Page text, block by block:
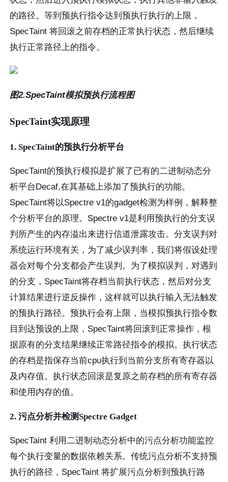
的路径。等到预执行指令达到预执行执行的上限，
SpecTaint 将回滚之前存档的正常执行状态，然后继续
执行正常路径上的指令。
图2.SpecTaint模拟预执行流程图
SpecTaint实现原理
1. SpecTaint的预执行分析平台
SpecTaint的预执行模拟是扩展了已有的二进制动态分
析平台Decaf,在其基础上添加了预执行的功能。
SpecTaint将以Spectre v1的gadget检测为样例，解释整
个分析平台的原理。Spectre v1是利用预执行的分支误
判所产生的内存溢出来进行信道泄露攻击。分支误判对
系统运行环境有关，为了减少误判率，我们将假设处理
器会对每个分支都会产生误判。为了模拟误判，对遇到
的分支，SpecTaint将存档当前执行状态，然后对分支
计算结果进行逆反操作，这样就可以执行输入无法触发
的预执行路径。预执行会有上限，当模拟预执行指令数
目到达预设的上限，SpecTaint将回滚到正常操作，根
据原有的分支结果继续正常路径指令的模拟。执行状态
的存档是指保存当前cpu执行到当前分支所有寄存器以
及内存值。执行状态回滚是复原之前存档的所有寄存器
和使用内存的值。
2. 污点分析并检测Spectre Gadget
SpecTaint 利用二进制动态分析中的污点分析功能监控
每个执行变量的数据依赖关系。传统污点分析不支持预
执行的路径，SpecTaint 将扩展污点分析到预执行路